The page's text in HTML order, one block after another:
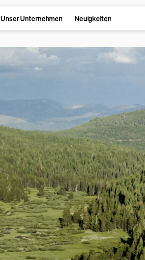
Unser Unternehmen Neuigkeiten